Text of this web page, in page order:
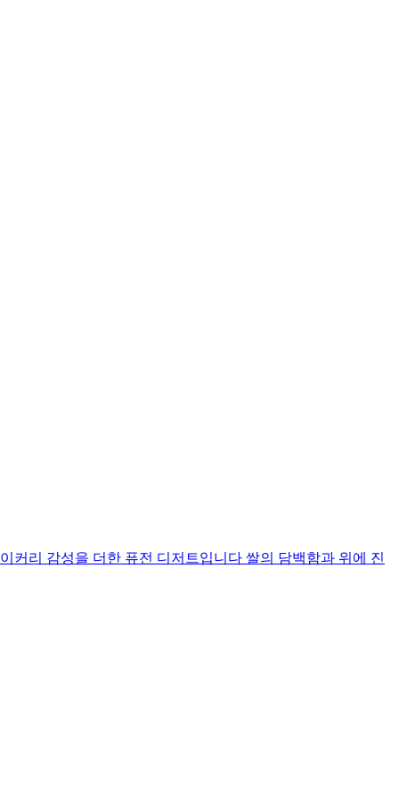
커리 감성을 더한 퓨전 디저트입니다 쌀의 담백함과 위에 진